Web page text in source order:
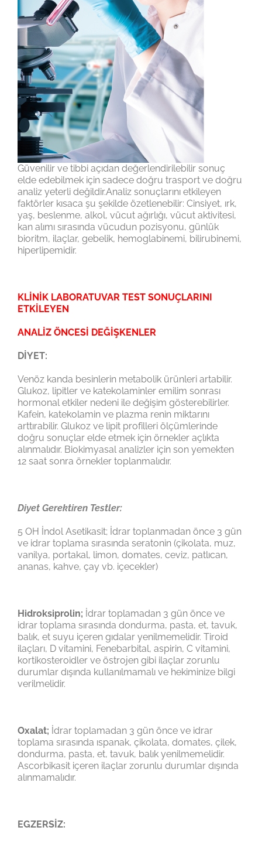
Güvenilir ve tibbi açıdan değerlendirilebilir sonuç
elde edebilmek için sadece doğru trasport ve doğru
analiz yeterli değildir.Analiz sonuçlarını etkileyen
faktörler kısaca şu şekilde özetlenebilir: Cinsiyet, ırk,
yaş, beslenme, alkol, vücut ağırlığı, vücut aktivitesi,
kan alımı sırasında vücudun pozisyonu, günlük
bioritm, ilaçlar, gebelik, hemoglabinemi, bilirubinemi,
hiperlipemidir.
KLİNİK LABORATUVAR TEST SONUÇLARINI
ETKİLEYEN
ANALİZ ÖNCESİ DEĞİŞKENLER
DİYET:
Venöz kanda besinlerin metabolik ürünleri artabilir.
Glukoz, lipitler ve katekolaminler emilim sonrası
hormonal etkiler nedeni ile değişim gösterebilirler.
Kafein, katekolamin ve plazma renin miktarını
arttırabilir. Glukoz ve lipit profilleri ölçümlerinde
doğru sonuçlar elde etmek için örnekler açlıkta
alınmalıdır. Biokimyasal analizler için son yemekten
12 saat sonra örnekler toplanmalıdır.
Diyet Gerektiren Testler:
5 OH İndol Asetikasit; İdrar toplanmadan önce 3 gün
ve idrar toplama sırasında seratonin (çikolata, muz,
vanilya, portakal, limon, domates, ceviz, patlıcan,
ananas, kahve, çay vb. içecekler)
Hidroksiprolin; İdrar toplamadan 3 gün önce ve
idrar toplama sırasında dondurma, pasta, et, tavuk,
balık, et suyu içeren gıdalar yenilmemelidir. Tiroid
ilaçları, D vitamini, Fenebarbital, aspirin, C vitamini,
kortikosteroidler ve östrojen gibi ilaçlar zorunlu
durumlar dışında kullanılmamalı ve hekiminize bilgi
verilmelidir.
Oxalat; İdrar toplamadan 3 gün önce ve idrar
toplama sırasında ıspanak, çikolata, domates, çilek,
dondurma, pasta, et, tavuk, balık yenilmemelidir.
Ascorbikasit içeren ilaçlar zorunlu durumlar dışında
alınmamalıdır.
EGZERSİZ: